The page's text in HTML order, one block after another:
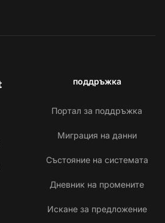
поддръжка
Портал за поддръжка
Миграция на данни
Състояние на системата
Дневник на промените
Искане за предложение